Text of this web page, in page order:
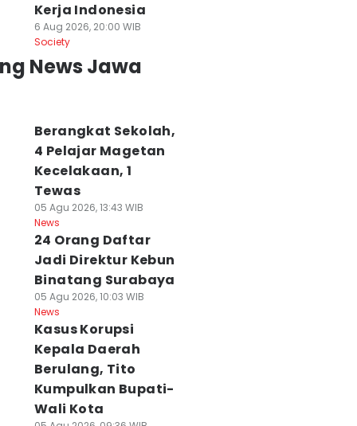
Kerja Indonesia
6 Aug 2026, 20:00 WIB
Society
News Jawa
Berangkat Sekolah,
4 Pelajar Magetan
Kecelakaan, 1
Tewas
05 Agu 2026, 13:43 WIB
News
24 Orang Daftar
Jadi Direktur Kebun
Binatang Surabaya
05 Agu 2026, 10:03 WIB
News
Kasus Korupsi
Kepala Daerah
Berulang, Tito
Kumpulkan Bupati-
Wali Kota